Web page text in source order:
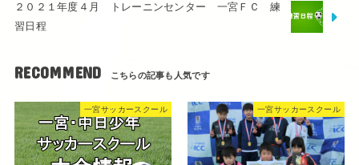
２０２１年度４月 トレーニンセンター 一宮ＦＣ 練
習日程
RECOMMEND
一宮サッカースクール 一宮サッカースクール